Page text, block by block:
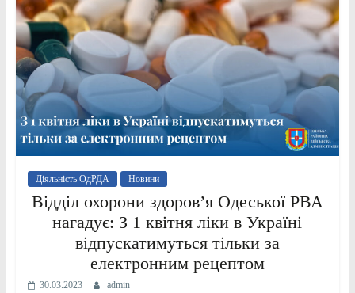
Діяльність ОдРДА Новини
Відділ охорони здоровʼя Одеської РВА
нагадує: З 1 квітня ліки в Україні
відпускатимуться тільки за
електронним рецептом
30.03.2023 admin